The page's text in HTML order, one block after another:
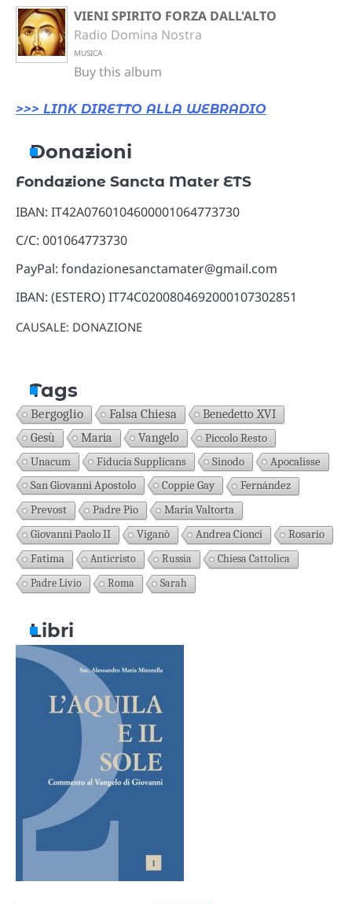
VIENI SPIRITO FORZA DALL'ALTO
Radio Domina Nostra
MUSICA
Buy this album
>>> LINK DIRETTO ALLA WEBRADIO
Donazioni
Fondazione Sancta Mater ETS
IBAN: IT42A0760104600001064773730
C/C: 001064773730
PayPal: fondazionesanctamater@gmail.com
IBAN: (ESTERO) IT74C0200804692000107302851
CAUSALE: DONAZIONE
Tags
Bergoglio Falsa Chiesa Benedetto XVI
Gesù Maria Vangelo
Piccolo Resto
Unacum
Fiducia Supplicans Sinodo
Apocalisse
San Giovanni Apostolo
Coppie Gay
Fernández
Prevost
Padre Pio
Maria Valtorta
Giovanni Paolo II
Viganò Andrea Cionci
Rosario
Fatima
Anticristo Russia
Chiesa Cattolica
Padre Livio
Roma Sarah
Libri